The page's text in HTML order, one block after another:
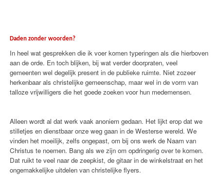
Daden zonder woorden?
In heel wat gesprekken die ik voer komen typeringen als die hierboven
aan de orde. En toch blijken, bij wat verder doorpraten, veel
gemeenten wel degelijk present in de publieke ruimte. Niet zozeer
herkenbaar als christelijke gemeenschap, maar wel in de vorm van
talloze vrijwilligers die het goede zoeken voor hun medemensen.
Alleen wordt al dat werk vaak anoniem gedaan. Het lijkt erop dat we
stilletjes en dienstbaar onze weg gaan in de Westerse wereld. We
vinden het moeilijk, zelfs ongepast, om bij ons werk de Naam van
Christus te noemen. Bang als we zijn om opdringerig over te komen.
Dat ruikt te veel naar de zeepkist, de gitaar in de winkelstraat en het
ongemakkelijke uitdelen van christelijke flyers.